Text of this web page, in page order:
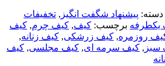
دسته: پیشنهاد شگفت انگیز , تخفیفات
یکطرفه برچسب: کیف, کیف چرم, کیف
روزمره, کیف زرشکی, کیف زنانه,
سبز , کیف سرمه ای, کیف مجلسی, کیف